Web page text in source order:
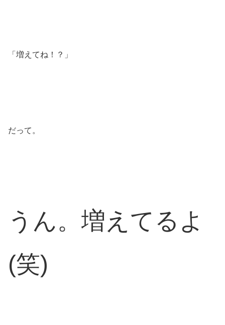
「増えてね！？」
だって。
うん。増えてるよ
(笑)